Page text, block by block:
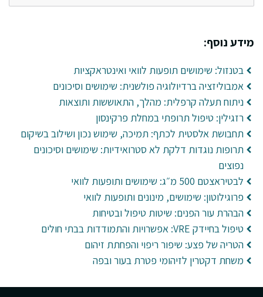
מידע נוסף:
בטנזול: שימושים תופעות לוואי ואינטראקציות
אמבוליזציה ברדיולוגיה פולשנית: שימושים וסיכונים
ניתוח תעלה קרפלית: מהלך, התאוששות ותוצאות
רזגילין: טיפול תרופתי במחלת פרקינסון
תחבושת אלסטית לכתף: תמיכה, שימוש נכון ושילוב בשיקום
תרופות נוגדות דלקת לא סטרואידיות: שימושים וסיכונים
נפוצים
לבטיראצטם 500 מ״ג: שימושים ותופעות לוואי
פרוגילוטון: שימושים, מינונים ותופעות לוואי
הבהרת עור הפנים: שיטות טיפול ובטיחות
טיפול בחיידק VRE: אפשרויות והתמודדות בבתי חולים
הטריה של פצע: שיפור ריפוי והפחתת זיהום
משחת דקטרין לזיהומי פטרת בעור ובפה